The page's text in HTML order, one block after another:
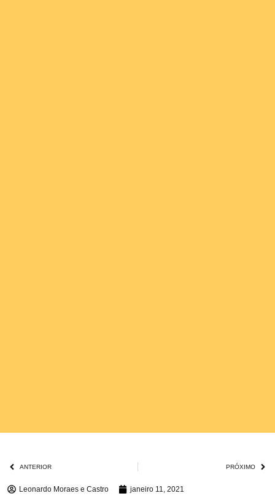
ANTERIOR PRÓXIMO
Leonardo Moraes e Castro janeiro 11, 2021